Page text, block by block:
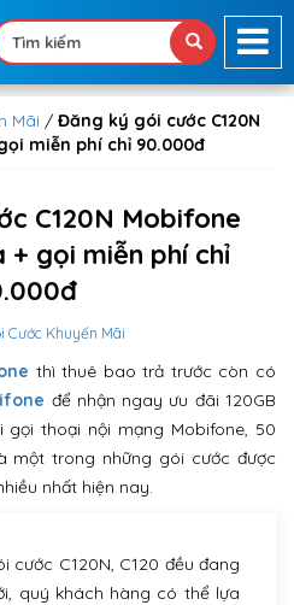
Mãi / Đăng ký gói cước C120N
miễn phí chỉ 90.000đ
C120N Mobifone
+ gọi miễn phí chỉ
Cước Khuyến Mãi
thì thuê bao trả trước còn có
để nhận ngay ưu đãi 120GB
thoại nội mạng Mobifone, 50
một trong những gói cước được
nhất hiện nay.
cước C120N, C120 đều đang
quý khách hàng có thể lựa